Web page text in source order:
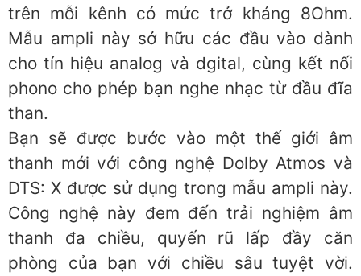
trên mỗi kênh có mức trở kháng 8Ohm.
Mẫu ampli này sở hữu các đầu vào dành
cho tín hiệu analog và dgital, cùng kết nối
phono cho phép bạn nghe nhạc từ đầu đĩa
than.
Bạn sẽ được bước vào một thế giới âm
thanh mới với công nghệ Dolby Atmos và
DTS: X được sử dụng trong mẫu ampli này.
Công nghệ này đem đến trải nghiệm âm
thanh đa chiều, quyến rũ lấp đầy căn
phòng của bạn với chiều sâu tuyệt vời.